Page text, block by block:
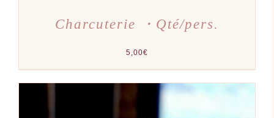
Charcuterie ・Qté/pers.
5,00€